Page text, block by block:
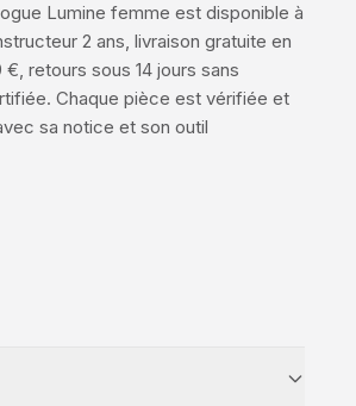
Lumine femme est disponible à
2 ans, livraison gratuite en
retours sous 14 jours sans
Chaque pièce est vérifiée et
sa notice et son outil